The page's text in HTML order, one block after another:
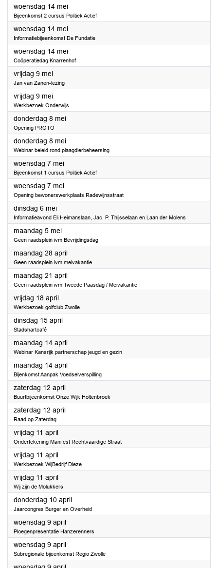
woensdag 14 mei2025
Bijeenkomst 2 cursus Politiek Actief
woensdag 14 mei2025
Informatiebijeenkomst De Fundatie
woensdag 14 mei2025
Coöperatiedag Knarrenhof
vrijdag 9 mei2025
Jan van Zanen-lezing
vrijdag 9 mei2025
Werkbezoek Onderwijs
donderdag 8 mei2025
Opening PROTO
donderdag 8 mei2025
Webinar beleid rond plaagdierbeheersing
woensdag 7 mei2025
Bijeenkomst 1 cursus Politiek Actief
woensdag 7 mei2025
Opening bewonerswerkplaats Radewijnsstraat
dinsdag 6 mei2025
Informatieavond Eli Heimanslaan, Jac. P. Thijsselaan en Laan der Molens
maandag 5 mei2025
Geen raadsplein ivm Bevrijdingsdag
maandag 28 april2025
Geen raadsplein ivm meivakantie
maandag 21 april2025
Geen raadsplein ivm Tweede Paasdag / Meivakantie
vrijdag 18 april2025
Werkbezoek golfclub Zwolle
dinsdag 15 april2025
Stadshartcafé
maandag 14 april2025
Webinar Kansrijk partnerschap jeugd en gezin
maandag 14 april2025
Bijenkomst Aanpak Voedselverspilling
zaterdag 12 april2025
Buurtbijeenkomst Onze Wijk Holtenbroek
zaterdag 12 april2025
Raad op Zaterdag
vrijdag 11 april2025
Ondertekening Manifest Rechtvaardige Straat
vrijdag 11 april2025
Werkbezoek WijBedrijf Dieze
vrijdag 11 april2025
Wij zijn de Molukkers
donderdag 10 april2025
Jaarcongres Burger en Overheid
woensdag 9 april2025
Ploegenpresentatie Hanzerenners
woensdag 9 april2025
Subregionale bijeenkomst Regio Zwolle